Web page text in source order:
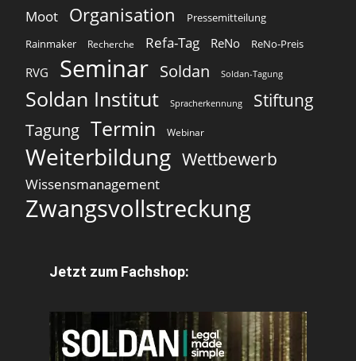
Moot Organisation
Pressemitteilung
Rainmaker
Recherche Refa-Tag ReNo ReNo-Preis
RVG Seminar Soldan Soldan-Tagung
Soldan Institut Spracherkennung Stiftung
Tagung Termin Webinar
Weiterbildung Wettbewerb
Wissensmanagement
Zwangsvollstreckung
Jetzt zum Fachshop: